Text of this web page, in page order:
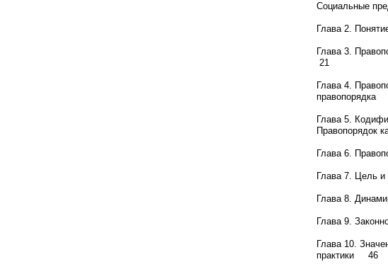
Социальные
Глава 2.
Глава 3.
21
Глава 4.
правопорядка
Глава 5.
Правопорядок
Глава 6.
Глава 7. Цель
Глава 8.
Глава 9.
Глава 10.
практики 46